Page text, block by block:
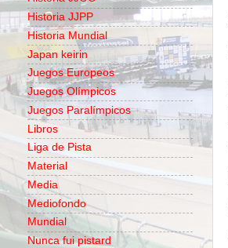
Historia JJPP
Historia Mundial
Japan keirin
Juegos Europeos
Juegos Olímpicos
Juegos Paralímpicos
Libros
Liga de Pista
Material
Media
Mediofondo
Mundial
Nunca fui pistard